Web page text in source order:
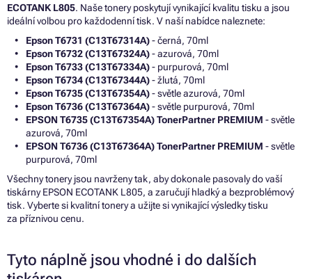
ECOTANK L805. Naše tonery poskytují vynikající kvalitu tisku a jsou
ideální volbou pro každodenní tisk. V naší nabídce naleznete:
Epson T6731 (C13T67314A)- černá, 70ml
Epson T6732 (C13T67324A)- azurová, 70ml
Epson T6733 (C13T67334A)- purpurová, 70ml
Epson T6734 (C13T67344A)- žlutá, 70ml
Epson T6735 (C13T67354A)- světle azurová, 70ml
Epson T6736 (C13T67364A)- světle purpurová, 70ml
EPSON T6735 (C13T67354A) TonerPartner PREMIUM - světle
azurová, 70ml
EPSON T6736 (C13T67364A) TonerPartner PREMIUM - světle
purpurová, 70ml
Všechny tonery jsou navrženy tak, aby dokonale pasovaly do vaší
tiskárny EPSON ECOTANK L805, a zaručují hladký a bezproblémový
tisk. Vyberte si kvalitní tonery a užijte si vynikající výsledky tisku
za příznivou cenu.
Tyto náplně jsou vhodné i do dalších